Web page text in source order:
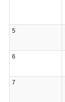
5
6
7